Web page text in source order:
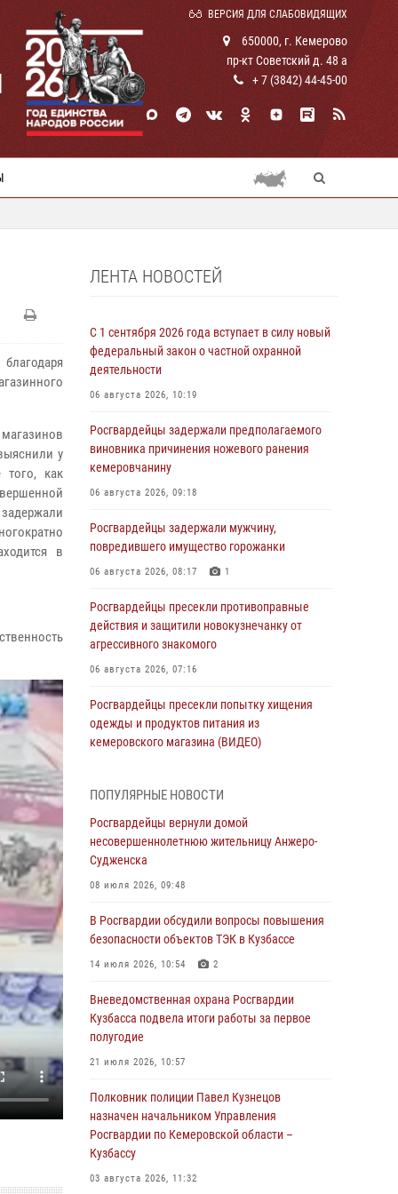
ВЕРСИЯ ДЛЯ СЛАБОВИДЯЩИХ
650000, г. Кемерово
пр-кт Советский д. 48 а
+ 7 (3842) 44-45-00
у
того, как
в
ЛЕНТА НОВОСТЕЙ
С 1 сентября 2026 года вступает в силу новый
федеральный закон о частной охранной
деятельности
06 августа 2026, 10:19
Росгвардейцы задержали предполагаемого
виновника причинения ножевого ранения
кемеровчанину
06 августа 2026, 09:18
Росгвардейцы задержали мужчину,
повредившего имущество горожанки
06 августа 2026, 08:17 1
Росгвардейцы пресекли противоправные
действия и защитили новокузнечанку от
агрессивного знакомого
06 августа 2026, 07:16
Росгвардейцы пресекли попытку хищения
одежды и продуктов питания из
кемеровского магазина (ВИДЕО)
В Кузбассе стартовал чемпионат Сибирского
ордена Жукова округа Росгвардии по
служебно-боевой стрельбе
05 августа 2026, 10:53
дебошира, устроившего конфликт в
медицинском учреждении
05 августа 2026, 09:30
Росгвардейцы задержали участника драки,
причинившего побои оппоненту
05 августа 2026, 08:50
общественного порядка на городском пляже
05 августа 2026, 08:10
Росгвардейцы в Юрге пресекли попытку
проникновения на территорию частного
ПОПУЛЯРНЫЕ НОВОСТИ
Росгвардейцы вернули домой
несовершеннолетнюю жительницу Анжеро-
Судженска
08 июля 2026, 09:48
В Росгвардии обсудили вопросы повышения
безопасности объектов ТЭК в Кузбассе
14 июля 2026, 10:54 2
Вневедомственная охрана Росгвардии
Кузбасса подвела итоги работы за первое
полугодие
21 июля 2026, 10:57
Полковник полиции Павел Кузнецов
назначен начальником Управления
Росгвардии по Кемеровской области –
Кузбассу
03 августа 2026, 11:32